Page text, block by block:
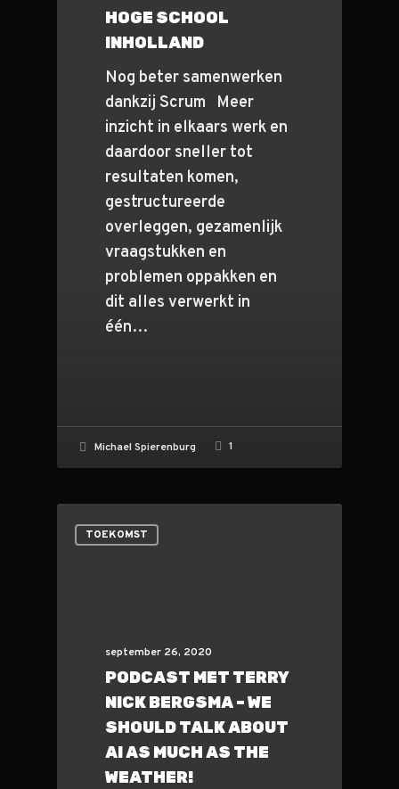
HOGE SCHOOL
INHOLLAND
Nog beter samenwerken
dankzij Scrum Meer
inzicht in elkaars werk en
daardoor sneller tot
resultaten komen,
gestructureerde
overleggen, gezamenlijk
vraagstukken en
problemen oppakken en
dit alles verwerkt in
één…
Michael Spierenburg 1
TOEKOMST
september 26, 2020
PODCAST MET TERRY
NICK BERGSMA – WE
SHOULD TALK ABOUT
AI AS MUCH AS THE
WEATHER!
Over ons